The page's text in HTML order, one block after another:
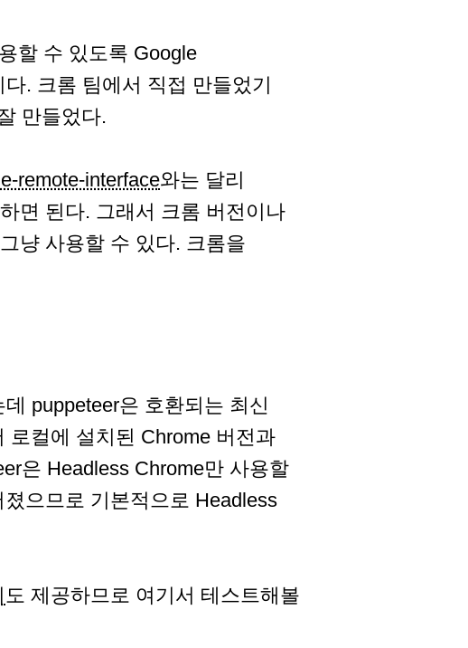
할 수 있도록 Google
. 크롬 팀에서 직접 만들었기
만들었다.
remote-interface와는 달리
면 된다. 그래서 크롬 버전이나
냥 사용할 수 있다. 크롬을
puppeteer은 호환되는 최신
로컬에 설치된 Chrome 버전과
은 Headless Chrome만 사용할
으므로 기본적으로 Headless
도 제공하므로 여기서 테스트해볼